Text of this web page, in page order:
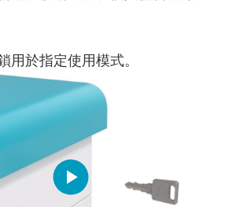
用於指定使用模式。
Play